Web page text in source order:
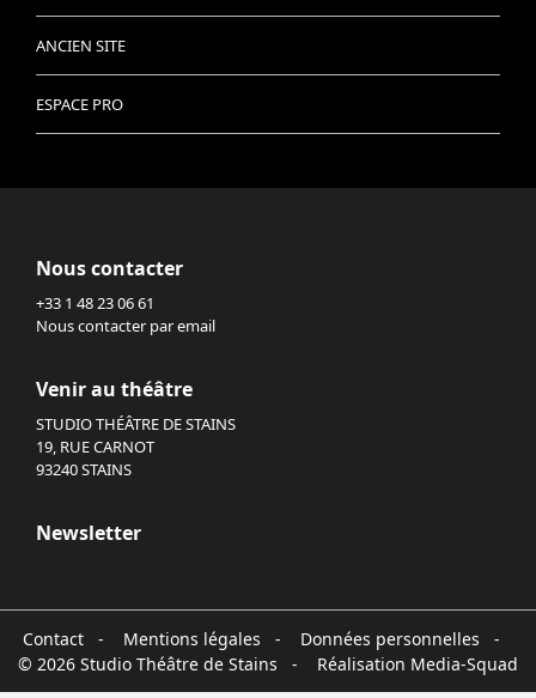
ANCIEN SITE
ESPACE PRO
Nous contacter
+33 1 48 23 06 61
Nous contacter par email
Venir au théâtre
STUDIO THÉÂTRE DE STAINS
19, RUE CARNOT
93240 STAINS
Newsletter
Contact- Mentions légales - Données personnelles -
© 2026 Studio Théâtre de Stains - Réalisation Media-Squad